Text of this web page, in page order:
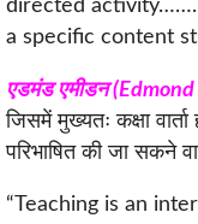
directed
a specific content
एडमंड एमीडन
जिसमें मुख्यतः कक्षा
परिभाषित की जा सकने
“Teaching is an